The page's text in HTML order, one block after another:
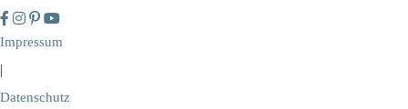
Impressum
|
Datenschutz